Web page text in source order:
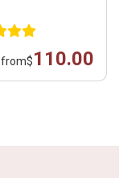
from$110.00